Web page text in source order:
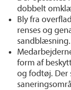
dobbelt
Bly fra
renses og
sandblæsning.
form af
og fodtøj. Der